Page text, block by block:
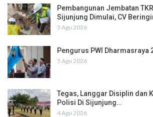
Pembangunan Jembatan
Sijunjung Dimulai, CV
5 Agu 2026
Pengurus PWI Dharmasraya
5 Agu 2026
Tegas, Langgar Disiplin dan
Polisi Di Sijunjung…
4 Agu 2026